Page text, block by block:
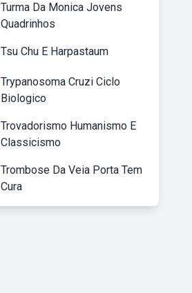
Turma Da Monica Jovens
Quadrinhos
Tsu Chu E Harpastaum
Trypanosoma Cruzi Ciclo
Biologico
Trovadorismo Humanismo E
Classicismo
Trombose Da Veia Porta Tem
Cura